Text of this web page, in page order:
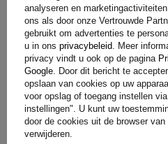
die op bouwterreinen of in
gebruikt, kunnen geschikte
situaties en botsingen helpen
hoogwaardige
voldoen aan de regelgeving,
de duurzaamheid en
onder veeleisende
analyseren en
ons als door onze Vertrouwde
gebruikt om advertenties te
u in ons privacybeleid. Meer
privacy vindt u ook op de pagina
Google. Door dit bericht te
opslaan van cookies op uw
voor opslag of toegang instellen
instellingen". U kunt uw
door de cookies uit de browser
verwijderen.